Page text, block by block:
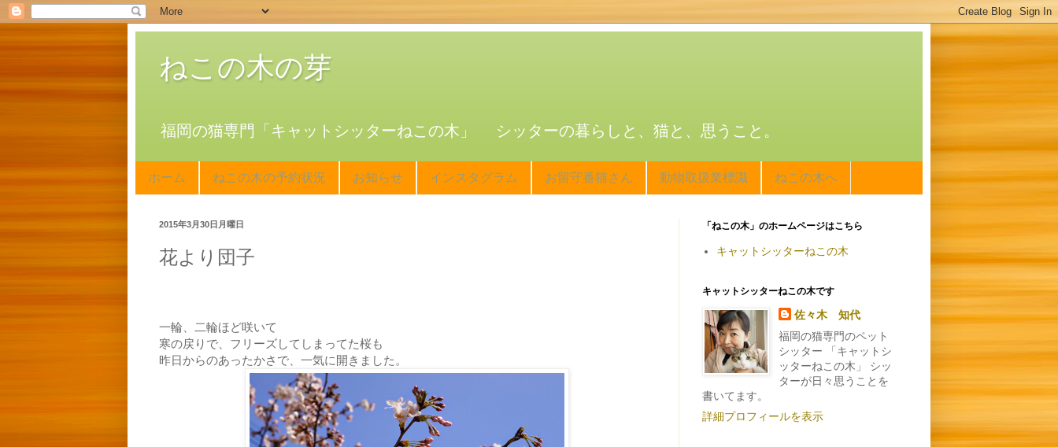
ねこの木の芽
福岡の猫専門「キャットシッターねこの木」 シッターの暮らしと、猫と、思うこと。
ホーム ねこの木の予約状況 お知らせ インスタグラム お留守番猫さん 動物取扱業標識 ねこの木へ
2015年3月30日月曜日
花より団子
一輪、二輪ほど咲いて
寒の戻りで、フリーズしてしまってた桜も
昨日からのあったかさで、一気に開きました。
「ねこの木」のホームページはこちら
キャットシッターねこの木
キャットシッターねこの木です
佐々木 知代
福岡の猫専門のペット
シッター 「キャットシ
ッターねこの木」 シッ
ターが日々思うことを
書いてます。
詳細プロフィールを表示